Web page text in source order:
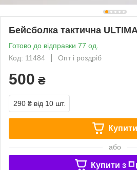
Бейсболка тактична
Готово до відправки 77 од.
Код: 11484
Опт і роздріб
500 ₴
290 ₴ від 10 шт.
Купити
або
Купити з